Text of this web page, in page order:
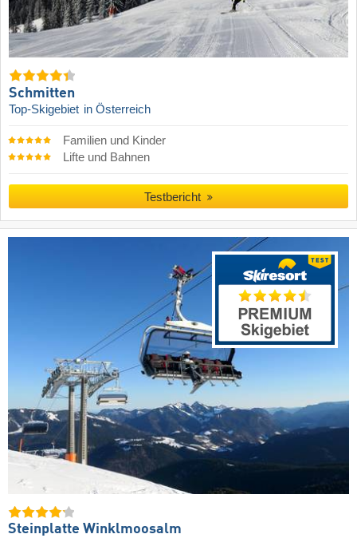
Schmitten
Top-Skigebiet in Österreich
Familien und Kinder
Lifte und Bahnen
Testbericht
Steinplatte Winklmoosalm